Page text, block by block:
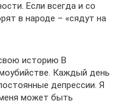
Если всегда и со
в народе – «сядут на
историю В
Каждый день
депрессии. Я
может быть